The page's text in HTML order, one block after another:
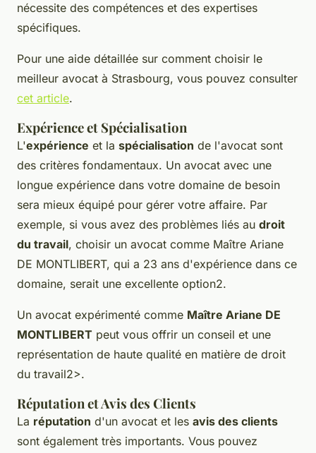
nécessite des compétences et des expertises
spécifiques.
Pour une aide détaillée sur comment choisir le
meilleur avocat à Strasbourg, vous pouvez consulter
cet article.
Expérience et Spécialisation
L'expérience et la spécialisation de l'avocat sont
des critères fondamentaux. Un avocat avec une
longue expérience dans votre domaine de besoin
sera mieux équipé pour gérer votre affaire. Par
exemple, si vous avez des problèmes liés au droit
du travail, choisir un avocat comme Maître Ariane
DE MONTLIBERT, qui a 23 ans d'expérience dans ce
domaine, serait une excellente option2.
Un avocat expérimenté comme Maître Ariane DE
MONTLIBERT peut vous offrir un conseil et une
représentation de haute qualité en matière de droit
du travail2>.
Réputation et Avis des Clients
La réputation d'un avocat et les avis des clients
sont également très importants. Vous pouvez